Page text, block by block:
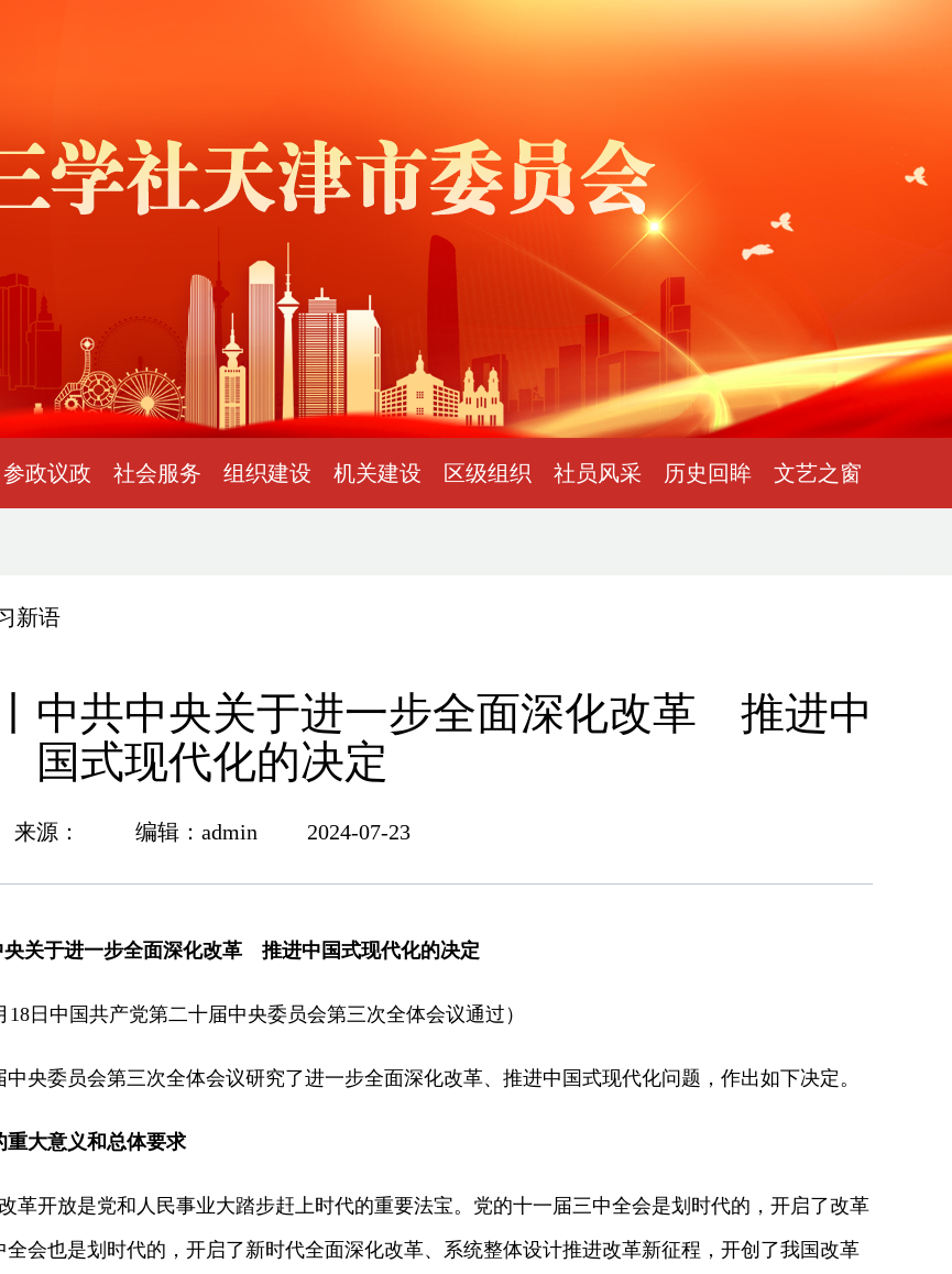
参政议政 社会服务 组织建设 机关建设 区级组织 社员风采 历史回眸 文艺之窗
新语
中共中央关于进一步全面深化改革 推进中
国式现代化的决定
来源： 编辑：admin 2024-07-23
央关于进一步全面深化改革 推进中国式现代化的决定
18日中国共产党第二十届中央委员会第三次全体会议通过）
委员会第三次全体会议研究了进一步全面深化改革、推进中国式现代化问题，作出如下决定。
大意义和总体要求
开放是党和人民事业大踏步赶上时代的重要法宝。党的十一届三中全会是划时代的，开启了改革
会也是划时代的，开启了新时代全面深化改革、系统整体设计推进改革新征程，开创了我国改革